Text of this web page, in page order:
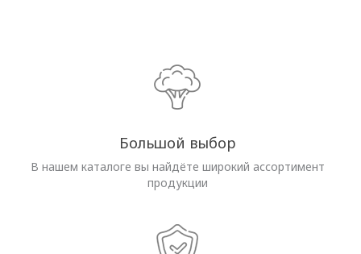
Большой выбор
В нашем каталоге вы найдёте широкий ассортимент
продукции